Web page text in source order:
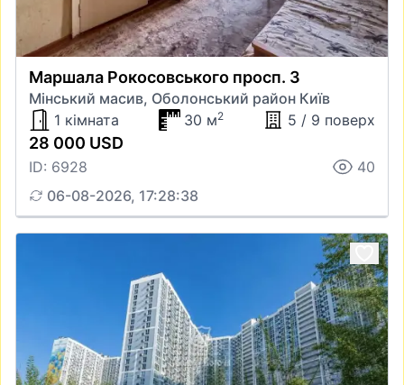
Маршала Рокосовського просп. 3
Мінський масив, Оболонський район Київ
1 кімната
30 м2 5 / 9 поверх
28 000 USD
ID: 6928
40
06-08-2026, 17:28:38